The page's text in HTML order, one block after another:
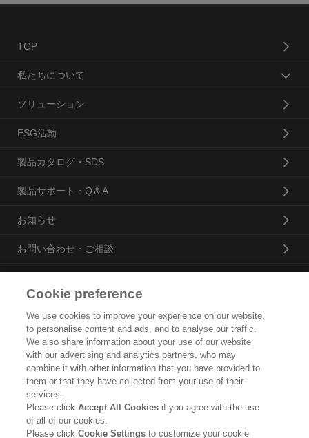
TOP
私たちについて
ソリューション
ESG活動
製品カタログ・SDS
製品サポート・Q＆A
お知らせ
お問い合わせ・ご相談
トップ
企業概要・沿革
製品カタログ
ご利用条件
Cookie preference
We use cookies to improve your experience on our website,
to personalise content and ads, and to analyse our traffic.
We also share information about your use of our website
with our advertising and analytics partners, who may
combine it with other information that you have provided to
them or that they have collected from your use of their
services.
Please clickAccept All Cookies if you agree with the use
of all of our cookies.
Please clickCookie Settingsto customize your cookie